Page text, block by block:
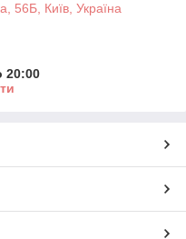
56Б, Київ, Україна
20:00